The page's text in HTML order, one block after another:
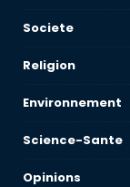
Societe
Religion
Environnement
Science-Sante
Opinions